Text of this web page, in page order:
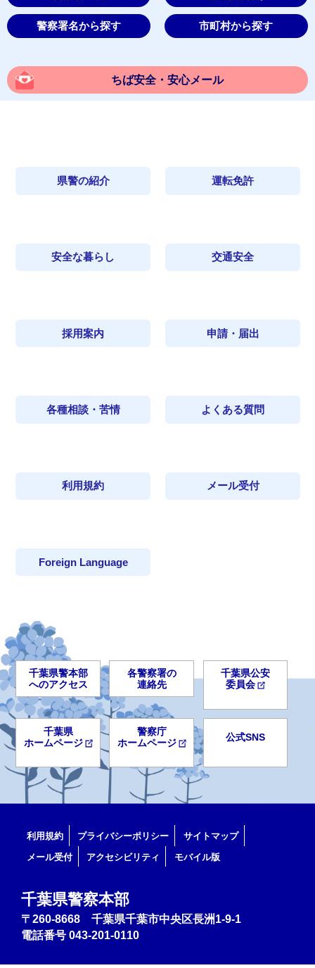
警察署名から探す 市町村から探す
ちば安全・安心メール
県警の紹介 運転免許
安全な暮らし 交通安全
採用案内 申請・届出
各種相談・苦情 よくある質問
利用規約 メール受付
Foreign Language
千葉県警本部
へのアクセス
各警察署の
連絡先
千葉県公安
委員会
千葉県
ホームページ
警察庁
ホームページ
公式SNS
利用規約 プライバシーポリシー
サイトマップ
メール受付
アクセシビリティ モバイル版
千葉県警察本部
〒260-8668 千葉県千葉市中央区長洲1-9-1
電話番号 043-201-0110